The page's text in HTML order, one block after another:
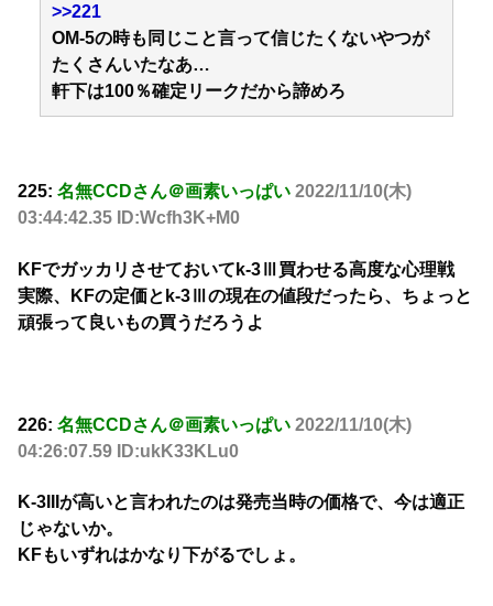
>>221
OM-5の時も同じこと言って信じたくないやつが
たくさんいたなあ…
軒下は100％確定リークだから諦めろ
225: 名無CCDさん＠画素いっぱい 2022/11/10(木)
03:44:42.35 ID:Wcfh3K+M0
KFでガッカリさせておいてk-3Ⅲ買わせる高度な心理戦
実際、KFの定価とk-3Ⅲの現在の値段だったら、ちょっと
頑張って良いもの買うだろうよ
226: 名無CCDさん＠画素いっぱい 2022/11/10(木)
04:26:07.59 ID:ukK33KLu0
K-3IIIが高いと言われたのは発売当時の価格で、今は適正
じゃないか。
KFもいずれはかなり下がるでしょ。